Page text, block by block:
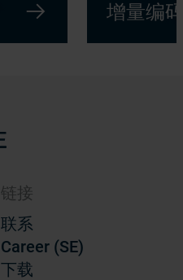
增量编
链接
联系
Career (SE)
下载